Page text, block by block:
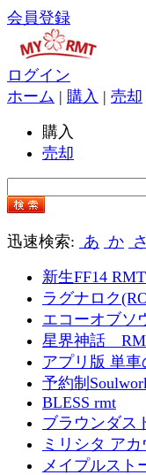
会員登録
ログイン
ホーム | 購入 | 売却
購入
売却
迅速検索: あ か さ
新生FF14 RMT
ラグナロク
エコーオブソ
星界神話
アプリ版 単
予約制
BLESS rmt
ブラウンダス
ミリシタ アカ
メイプルスト